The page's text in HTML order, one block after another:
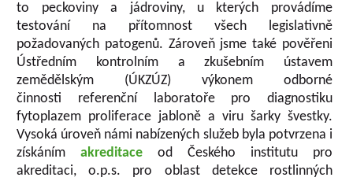
to peckoviny a jádroviny, u kterých provádíme
testování na přítomnost všech legislativně
požadovaných patogenů. Zároveň jsme také pověřeni
Ústředním kontrolním a zkušebním ústavem
zemědělským (ÚKZÚZ) výkonem odborné
činnosti referenční laboratoře pro diagnostiku
fytoplazem proliferace jabloně a viru šarky švestky.
Vysoká úroveň námi nabízených služeb byla potvrzena i
získánímakreditace od Českého institutu pro
akreditaci, o.p.s. pro oblast detekce rostlinných